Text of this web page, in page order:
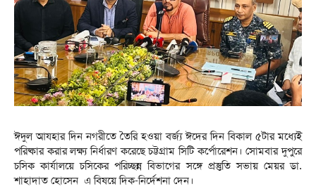
ঈদুল আযহার দিন নগরীতে তৈরি হওয়া বর্জ্য ঈদের দিন বিকাল ৫টার মধ্যেই
পরিষ্কার করার লক্ষ্য নির্ধারণ করেছে চট্টগ্রাম সিটি কর্পোরেশন। সোমবার দুপুরে
চসিক কার্যালয়ে চসিকের পরিচ্ছন্ন বিভাগের সঙ্গে প্রস্তুতি সভায় মেয়র ডা.
শাহাদাত হোসেন এ বিষয়ে দিক-নির্দেশনা দেন।